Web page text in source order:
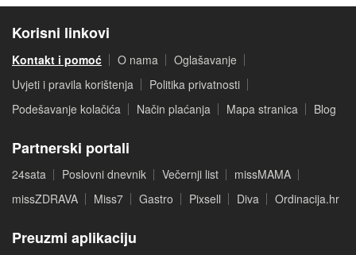
Korisni linkovi
Kontakt i pomoć O nama
Oglašavanje
Uvjeti i pravila korištenja
Politika privatnosti
Podešavanje kolačića
Način plaćanja Mapa stranica Blog
Partnerski portali
24sata Poslovni dnevnik Večernji list
missMAMA
missZDRAVA
Miss7 Gastro Pixsell Diva Ordinacija.hr
Preuzmi aplikaciju